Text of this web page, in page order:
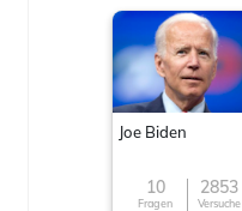
Joe Biden
10
Fragen
2853
Versuche